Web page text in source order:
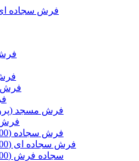
فرش
فرش
فرش
فرش مسجد
فرش
فرش سجاده (500 شانه تراکم 1200)
فرش سجاده ای (700 شانه تراکم 2550)
سجاده فرش (500 شانه تراکم 1000)